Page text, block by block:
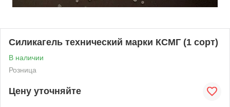
Силикагель технический марки КСМГ (1 сорт)
В наличии
Розница
Цену уточняйте